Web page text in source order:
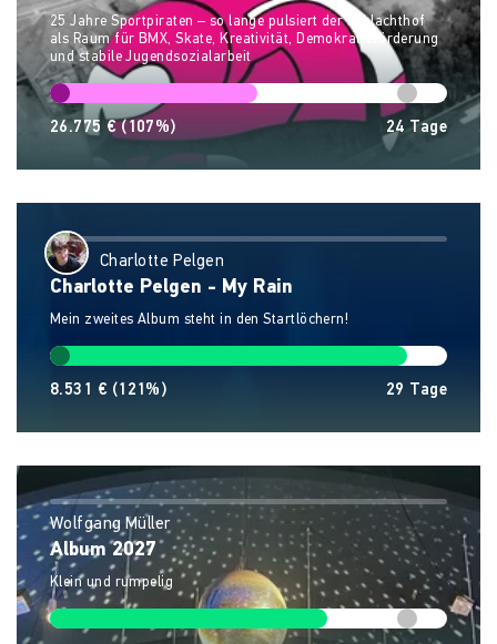
25 Jahre Sportpiraten – so lange pulsiert der Schlachthof
als Raum für BMX, Skate, Kreativität, Demokratieförderung
und stabile Jugendsozialarbeit
26.775 € (107%) 24Tage
Charlotte Pelgen
Charlotte Pelgen - My Rain
Mein zweites Album steht in den Startlöchern!
8.531 € (121%) 29 Tage
Wolfgang Müller
Album 2027
Klein und rumpelig